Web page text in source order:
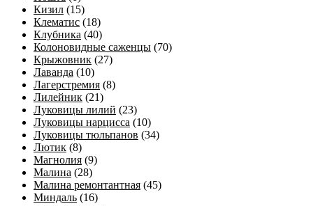
Кизил (15)
Клематис (18)
Клубника (40)
Колоновидные саженцы (70)
Крыжовник (27)
Лаванда (10)
Лагерстремия (8)
Лилейник (21)
Луковицы лилий (23)
Луковицы нарцисса (10)
Луковицы тюльпанов (34)
Лютик (8)
Магнолия (9)
Малина (28)
Малина ремонтантная (45)
Миндаль (16)